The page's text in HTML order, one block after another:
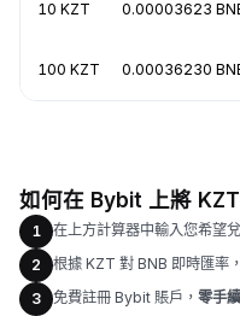
10 KZT 0.00003623
100 KZT 0.00036230
如何在 Bybit 上將
1
在上方計算器中輸入您希望
2
根據 KZT 對 BNB 即時匯率
3
免費註冊 Bybit 賬戶， 零手